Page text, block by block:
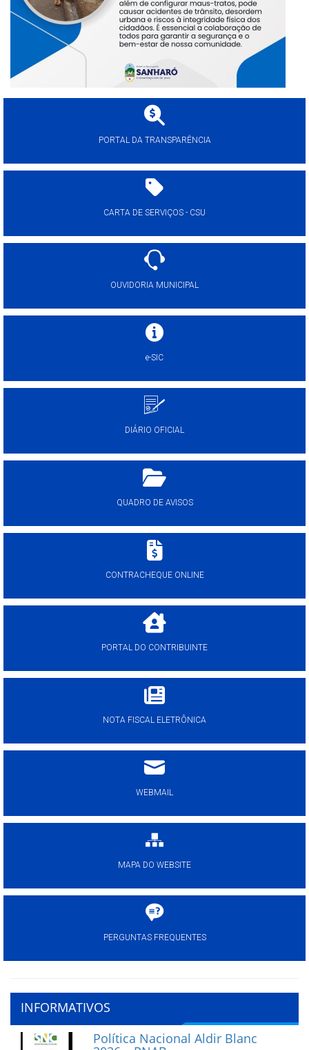
PORTAL DA TRANSPARÊNCIA
CARTA DE SERVIÇOS - CSU
OUVIDORIA MUNICIPAL
e-SIC
DIÁRIO OFICIAL
QUADRO DE AVISOS
CONTRACHEQUE ONLINE
PORTAL DO CONTRIBUINTE
NOTA FISCAL ELETRÔNICA
WEBMAIL
MAPA DO WEBSITE
PERGUNTAS FREQUENTES
INFORMATIVOS
Política Nacional Aldir Blanc